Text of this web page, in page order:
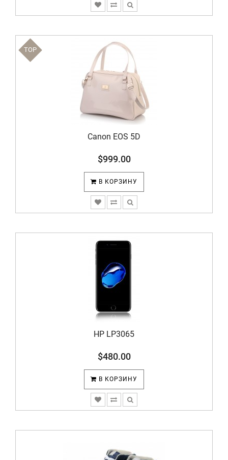
TOP
Canon EOS 5D
$999.00
В КОРЗИНУ
HP LP3065
$480.00
В КОРЗИНУ